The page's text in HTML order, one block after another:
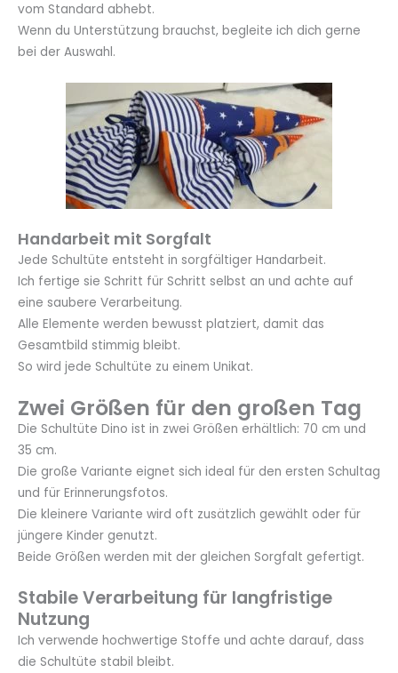
vom Standard abhebt.
Wenn du Unterstützung brauchst, begleite ich dich gerne
bei der Auswahl.
Handarbeit mit Sorgfalt
Jede Schultüte entsteht in sorgfältiger Handarbeit.
Ich fertige sie Schritt für Schritt selbst an und achte auf
eine saubere Verarbeitung.
Alle Elemente werden bewusst platziert, damit das
Gesamtbild stimmig bleibt.
So wird jede Schultüte zu einem Unikat.
Zwei Größen für den großen Tag
Die Schultüte Dino ist in zwei Größen erhältlich: 70 cm und
35 cm.
Die große Variante eignet sich ideal für den ersten Schultag
und für Erinnerungsfotos.
Die kleinere Variante wird oft zusätzlich gewählt oder für
jüngere Kinder genutzt.
Beide Größen werden mit der gleichen Sorgfalt gefertigt.
Stabile Verarbeitung für langfristige
Nutzung
Ich verwende hochwertige Stoffe und achte darauf, dass
die Schultüte stabil bleibt.